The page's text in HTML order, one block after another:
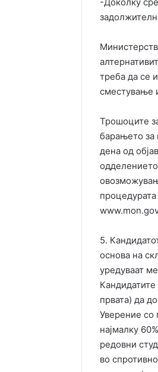
-Доколку
треба да се
сместување
Трошоците
барањето за
дена од
5.
основа на
уредуваат
првата) да
Уверение со
најмалку
редовни
во